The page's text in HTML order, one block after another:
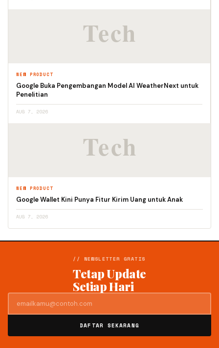
NEW PRODUCT
Google Buka Pengembangan Model AI WeatherNext untuk
Penelitian
AUG 7, 2026
NEW PRODUCT
Google Wallet Kini Punya Fitur Kirim Uang untuk Anak
AUG 7, 2026
// NEWSLETTER GRATIS
Tetap Update
Setiap Hari
DAFTAR SEKARANG